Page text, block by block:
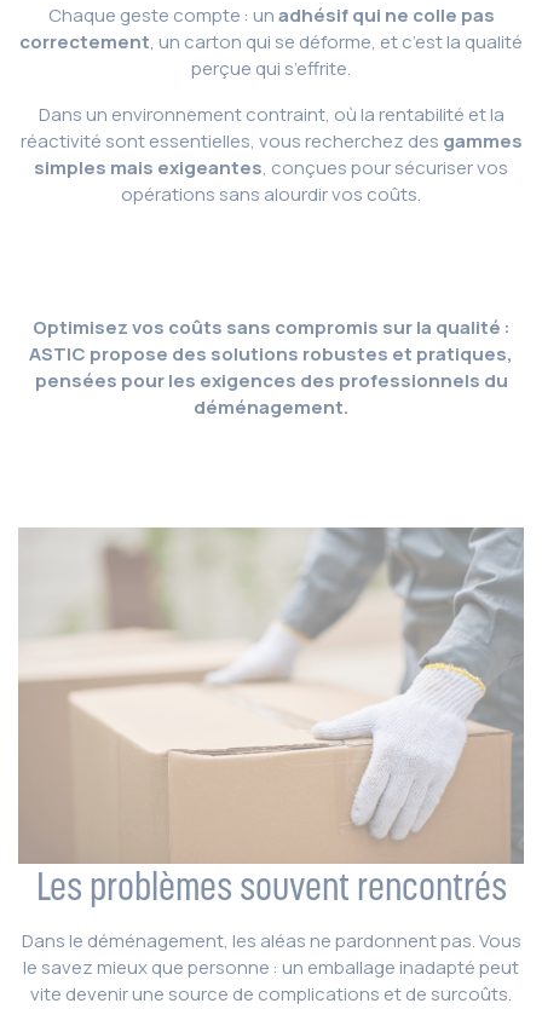
Chaque geste compte : unadhésif qui ne colle pas
correctement, un carton qui se déforme, et c’est la qualité
perçue qui s’effrite.
Dans un environnement contraint, où la rentabilité et la
réactivité sont essentielles, vous recherchez des gammes
simples mais exigeantes, conçues pour sécuriser vos
opérations sans alourdir vos coûts.
Optimisez vos coûts sans compromis sur la qualité :
ASTIC propose des solutions robustes et pratiques,
pensées pour les exigences des professionnels du
déménagement.
Les problèmes souvent rencontrés
Dans le déménagement, les aléas ne pardonnent pas. Vous
le savez mieux que personne : un emballage inadapté peut
vite devenir une source de complications et de surcoûts.